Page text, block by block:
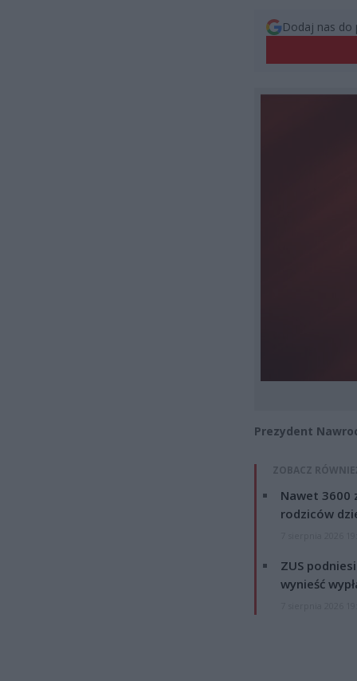
Dodaj nas do
Prezydent
ZOBACZ
Nawet 3600
rodziców
ZUS
wynieść